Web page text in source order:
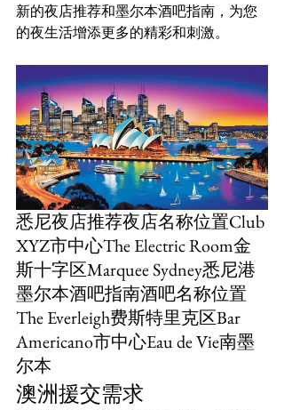
新的夜店推荐和墨尔本酒吧指南，为您
的夜生活增添更多的精彩和刺激。
悉尼夜店推荐夜店名称位置Club
XYZ市中心The Electric Room金
斯十字区Marquee Sydney悉尼港
墨尔本酒吧指南酒吧名称位置
The Everleigh费斯特里克区Bar
Americano市中心Eau de Vie南墨
尔本
澳洲援交需求